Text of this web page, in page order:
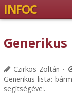
INFOC
Czirkos Zoltán ·
Generikus lista:
segítségével.